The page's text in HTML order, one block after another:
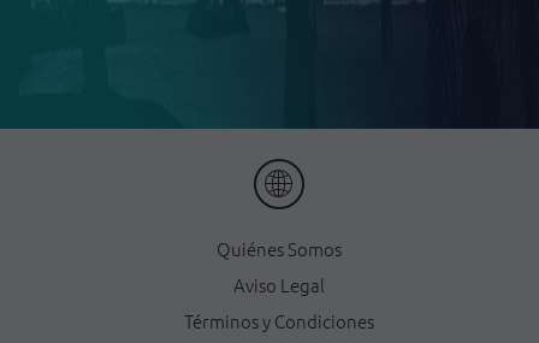
Quiénes Somos
Aviso Legal
Términos y Condiciones